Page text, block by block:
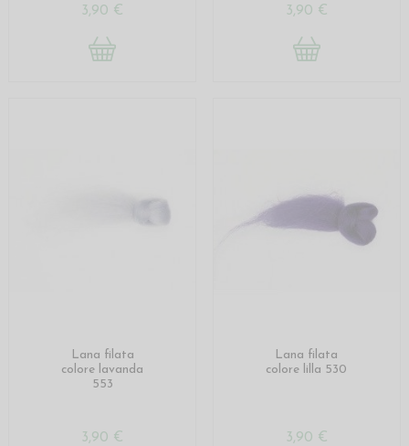
3,90 € 3,90 €
Lana filata
colore lavanda
553
3,90 €
Lana filata
colore lilla 530
3,90 €